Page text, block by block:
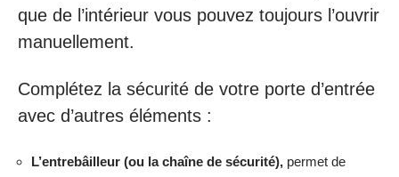
que de l’intérieur vous pouvez toujours l’ouvrir
manuellement.
Complétez la sécurité de votre porte d’entrée
avec d’autres éléments :
L’entrebâilleur (ou la chaîne de sécurité), permet de